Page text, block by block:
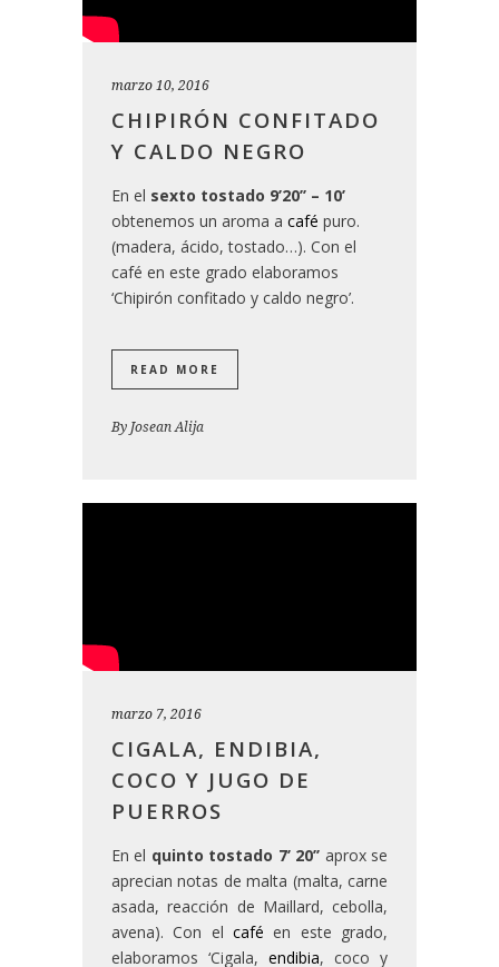
marzo 10, 2016
CHIPIRÓN CONFITADO
Y CALDO NEGRO
En el sexto tostado 9’20’’ – 10’
obtenemos un aroma a café puro.
(madera, ácido, tostado…). Con el
café en este grado elaboramos
‘Chipirón confitado y caldo negro’.
READ MORE
By Josean Alija
marzo 7, 2016
CIGALA, ENDIBIA,
COCO Y JUGO DE
PUERROS
En el quinto tostado 7’ 20’’ aprox se
aprecian notas de malta (malta, carne
asada, reacción de Maillard, cebolla,
avena). Con el café en este grado,
elaboramos ‘Cigala, endibia, coco y